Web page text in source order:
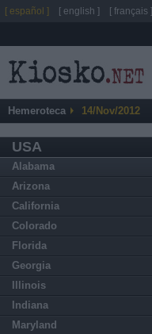
Hemeroteca 14/Nov/2012
USA
Alabama
Arizona
California
Colorado
Florida
Georgia
Illinois
Indiana
Maryland
[ español ] [ english ] [ français ]